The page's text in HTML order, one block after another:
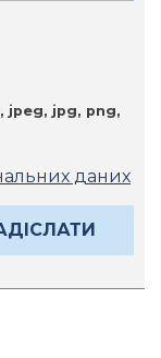
jpeg, jpg, png,
даних